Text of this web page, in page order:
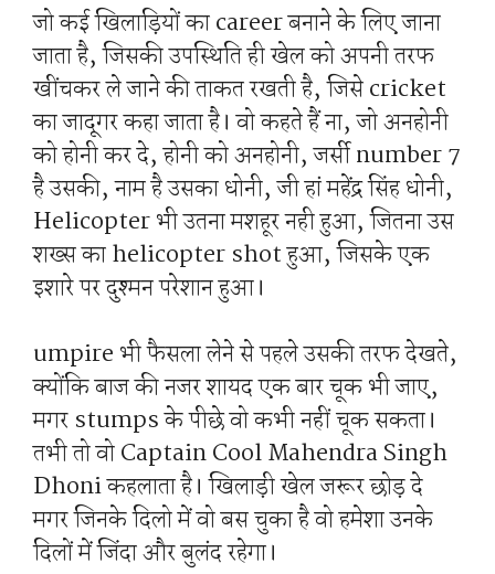
जो कई खिलाड़ियों का career बनाने के लिए जाना
जाता है, जिसकी उपस्थिति ही खेल को अपनी तरफ
खींचकर ले जाने की ताकत रखती है, जिसे cricket
का जादूगर कहा जाता है। वो कहते हैं ना, जो अनहोनी
को होनी कर दे, होनी को अनहोनी, जर्सी number 7
है उसकी, नाम है उसका धोनी, जी हां महेंद्र सिंह धोनी,
Helicopter भी उतना मशहूर नही हुआ, जितना उस
शख्स का helicopter shot हुआ, जिसके एक
इशारे पर दुश्मन परेशान हुआ।
umpire भी फैसला लेने से पहले उसकी तरफ देखते,
क्योंकि बाज की नजर शायद एक बार चूक भी जाए,
मगर stumps के पीछे वो कभी नहीं चूक सकता।
तभी तो वो Captain Cool Mahendra Singh
Dhoni कहलाता है। खिलाड़ी खेल जरूर छोड़ दे
मगर जिनके दिलो में वो बस चुका है वो हमेशा उनके
दिलों में जिंदा और बुलंद रहेगा।